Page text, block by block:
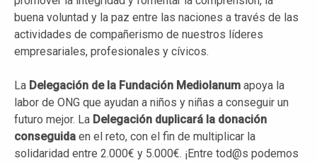
buena voluntad y la paz entre las naciones a través de las
actividades de compañerismo de nuestros líderes
empresariales, profesionales y cívicos.
La Delegación de la Fundación Mediolanum apoya la
labor de ONG que ayudan a niños y niñas a conseguir un
futuro mejor. La Delegación duplicará la donación
conseguida en el reto, con el fin de multiplicar la
solidaridad entre 2.000€ y 5.000€. ¡Entre tod@s podemos